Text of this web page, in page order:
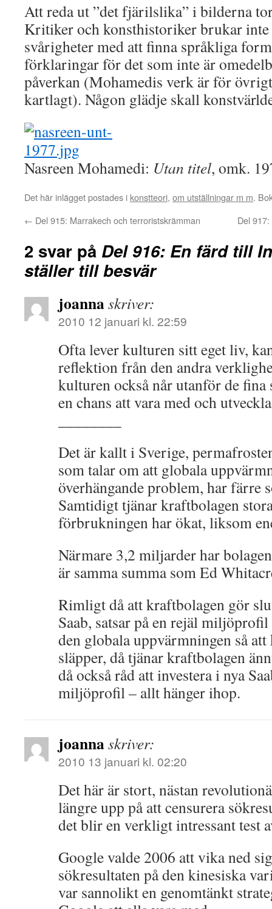
Att reda ut ”det fjärilslika” i bilderna
Kritiker och konsthistoriker brukar inte
svårigheter med att finna språkliga
förklaringar för det som inte är
påverkan (Mohamedis verk är för
kartlagt). Någon glädje skall
Nasreen Mohamedi: Utan titel, omk.
Det här inlägget postades i konstteori, om utställningar m m.
← Del 915: Marrakech och terroristskrämman Del
2 svar på Del 916: En färd till
ställer till besvär
joannaskriver:
2010 12 januari kl. 22:59
Ofta lever kulturen sitt eget liv,
reflektion från den andra
kulturen också når utanför de fina
en chans att vara med och
Det är kallt i Sverige,
som talar om att globala
överhängande problem, har färre
Samtidigt tjänar kraftbolagen
förbrukningen har ökat, liksom
Närmare 3,2 miljarder har
är samma summa som Ed
Rimligt då att kraftbolagen gör
Saab, satsar på en rejäl
den globala uppvärmningen så
släpper, då tjänar kraftbolagen
då också råd att investera i nya
miljöprofil – allt hänger ihop.
joannaskriver:
2010 13 januari kl. 02:20
Det här är stort, nästan
längre upp på att censurera
det blir en verkligt intressant test
Google valde 2006 att vika ned
sökresultaten på den kinesiska
var sannolikt en genomtänkt